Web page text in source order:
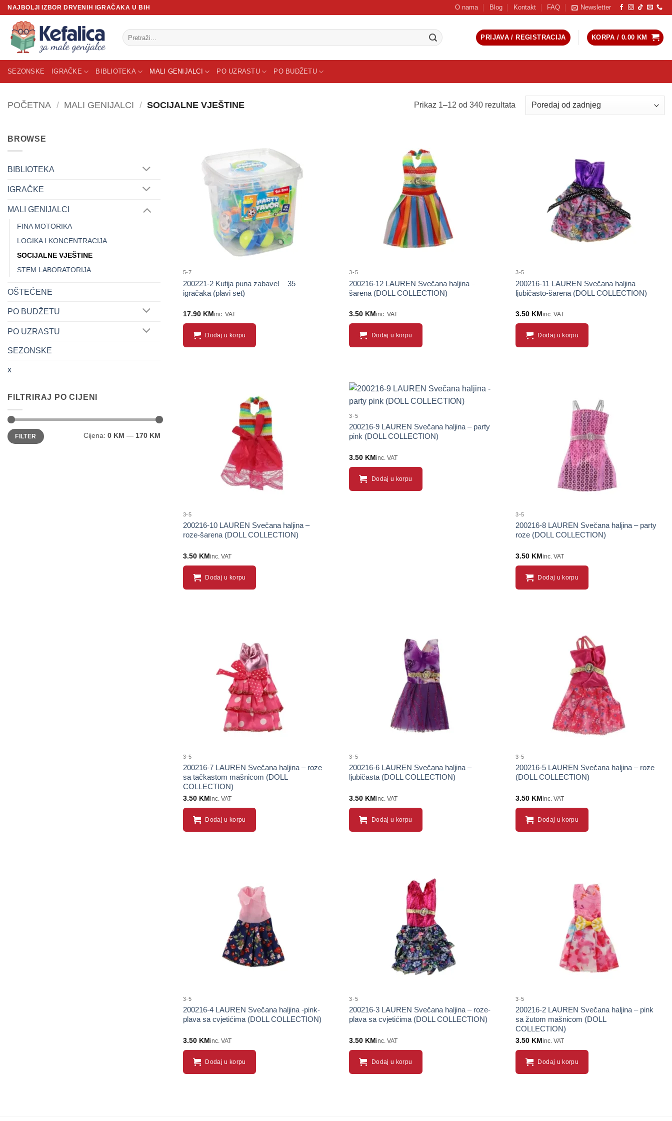
Skip
content
NAJBOLJI IZBOR DRVENIH IGRAČAKA U BIH O nama Blog Kontakt FAQ Newsletter
Pretraži:
PRIJAVA / REGISTRACIJA KORPA / 0.00 KM
SEZONSKE IGRAČKE BIBLIOTEKA MALI GENIJALCI PO UZRASTU PO BUDŽETU
POČETNA / MALI GENIJALCI / SOCIJALNE VJEŠTINE Prikaz 1–12 od 340 rezultataSorted
BROWSE
BIBLIOTEKA
IGRAČKE
MALI GENIJALCI
FINA MOTORIKA
LOGIKA I KONCENTRACIJA
SOCIJALNE VJEŠTINE
STEM LABORATORIJA
OŠTEĆENE
PO BUDŽETU
PO UZRASTU
SEZONSKE
x
FILTRIRAJ PO CIJENI
Minimalna
cijena
Maksimalna
cijenaFILTER Cijena: 0 KM — 170 KM
5-7
200221-2 Kutija puna zabave! – 35
igračaka (plavi set)
17.90 KMinc. VAT
Dodaj u korpu
3-5
200216-12 LAUREN Svečana haljina –
šarena (DOLL COLLECTION)
3.50 KMinc. VAT
Dodaj u korpu
3-5
200216-11 LAUREN Svečana haljina –
ljubičasto-šarena (DOLL COLLECTION)
3.50 KMinc. VAT
Dodaj u korpu
3-5
200216-10 LAUREN Svečana haljina –
roze-šarena (DOLL COLLECTION)
3.50 KMinc. VAT
Dodaj u korpu
3-5
200216-9 LAUREN Svečana haljina – party
pink (DOLL COLLECTION)
3.50 KMinc. VAT
Dodaj u korpu
3-5
200216-8 LAUREN Svečana haljina – party
roze (DOLL COLLECTION)
3.50 KMinc. VAT
Dodaj u korpu
3-5
200216-7 LAUREN Svečana haljina – roze
sa tačkastom mašnicom (DOLL
COLLECTION)
3.50 KMinc. VAT
Dodaj u korpu
3-5
200216-6 LAUREN Svečana haljina –
ljubičasta (DOLL COLLECTION)
3.50 KMinc. VAT
Dodaj u korpu
3-5
200216-5 LAUREN Svečana haljina – roze
(DOLL COLLECTION)
3.50 KMinc. VAT
Dodaj u korpu
3-5
200216-4 LAUREN Svečana haljina -pink-
plava sa cvjetićima (DOLL COLLECTION)
3.50 KMinc. VAT
Dodaj u korpu
3-5
200216-3 LAUREN Svečana haljina – roze-
plava sa cvjetićima (DOLL COLLECTION)
3.50 KMinc. VAT
Dodaj u korpu
3-5
200216-2 LAUREN Svečana haljina – pink
sa žutom mašnicom (DOLL
COLLECTION)
3.50 KMinc. VAT
Dodaj u korpu